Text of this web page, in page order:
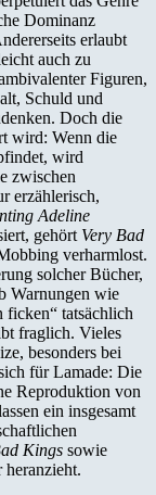
Dominanz
erlaubt
auch zu
Figuren,
Schuld und
Doch die
wird: Wenn die
wird
zwischen
erzählerisch,
Adeline
gehört Very Bad
verharmlost.
solcher Bücher,
Warnungen wie
ficken“ tatsächlich
fraglich. Vieles
besonders bei
für Lamade: Die
Reproduktion von
ein insgesamt
Kings sowie
heranzieht.